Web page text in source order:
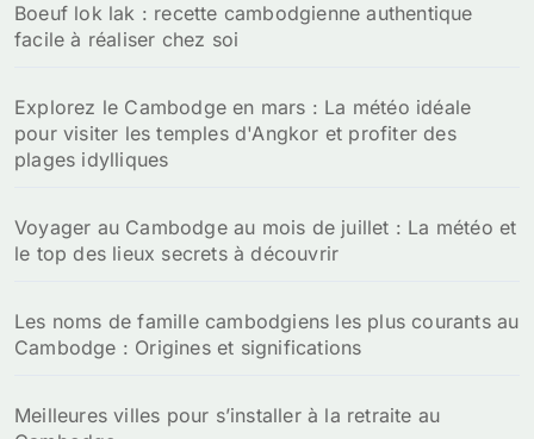
Boeuf lok lak : recette cambodgienne authentique
facile à réaliser chez soi
Explorez le Cambodge en mars : La météo idéale
pour visiter les temples d'Angkor et profiter des
plages idylliques
Voyager au Cambodge au mois de juillet : La météo et
le top des lieux secrets à découvrir
Les noms de famille cambodgiens les plus courants au
Cambodge : Origines et significations
Meilleures villes pour s’installer à la retraite au